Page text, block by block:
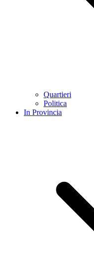
Quartieri
Politica
In Provincia